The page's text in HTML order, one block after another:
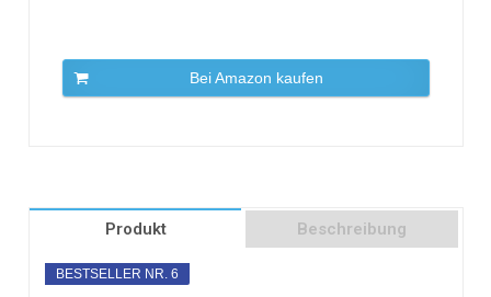
Bei Amazon kaufen
Produkt Beschreibung
BESTSELLER NR. 6